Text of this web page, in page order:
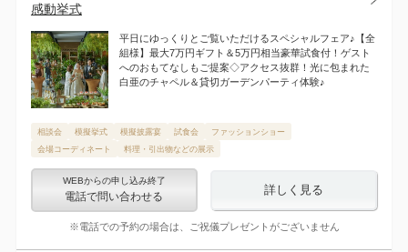
感動挙式
平日にゆっくりとご覧いただけるスペシャルフェア♪【全
組様】最大7万円ギフト＆5万円相当豪華試食付！ゲスト
へのおもてなしもご提案◇アクセス抜群！光に包まれた
白亜のチャペル＆貸切ガーデンパーティ体験♪
相談会 模擬挙式 模擬披露宴 試食会
ファッションショー
会場コーディネート
料理・引出物などの展示
WEBからの申し込み終了
電話で問い合わせる
詳しく見る
※電話での予約の場合は、ご祝儀プレゼントがございません